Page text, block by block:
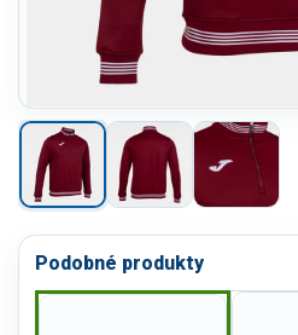
Podobné produkty